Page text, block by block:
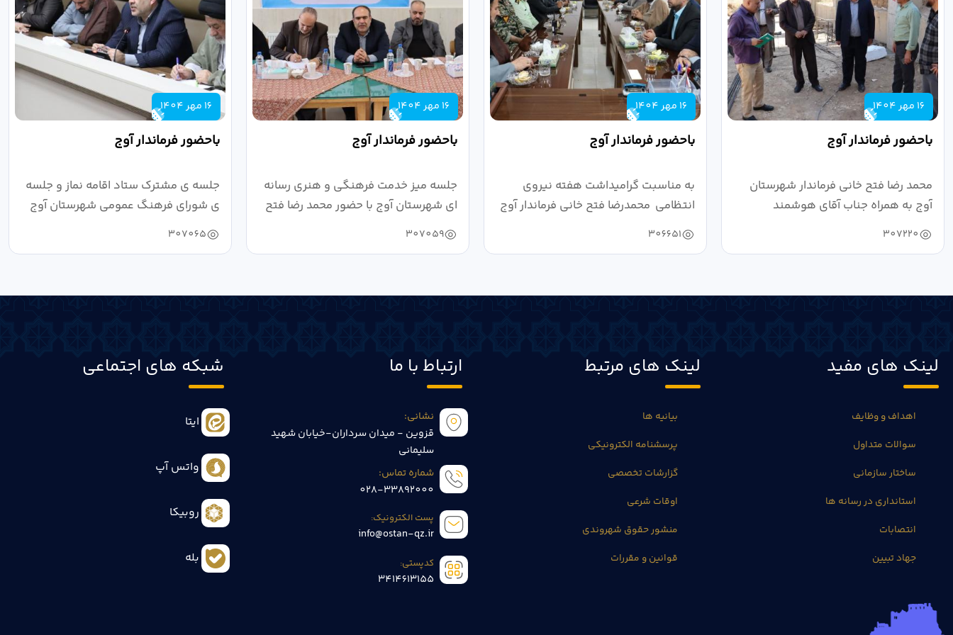
16 مهر 1404
باحضور فرماندار آوج
محمد رضا فتح خانی فرماندار شهرستان
آوج به همراه جناب آقای هوشمند
مدیرکل فرهنگ...
307220
16 مهر 1404
باحضور فرماندار آوج
به مناسبت گرامیداشت هفته نیروی
انتظامی محمدرضا فتح خانی فرماندار آوج
به...
306651
16 مهر 1404
باحضور فرماندار آوج
جلسه میز خدمت فرهنگی و هنری رسانه
ای شهرستان آوج با حضور محمد رضا فتح
خانی...
307059
16 مهر 1404
باحضور فرماندار آوج
جلسه ی مشترک ستاد اقامه نماز و جلسه
ی شورای فرهنگ عمومی شهرستان آوج
به ریاست...
307065
لینک های مفید
اهداف و وظایف
سوالات متداول
ساختار سازمانی
استانداری در رسانه ها
انتصابات
جهاد تبیین
لینک های مرتبط
بیانیه ها
پرسشنامه الکترونیکی
گزارشات تخصصی
اوقات شرعی
منشور حقوق شهروندی
قوانین و مقررات
ارتباط با ما
نشانی:
قزوین - میدان سرداران-خیابان شهید
سلیمانی
شماره تماس:
028-33892000
پست الکترونیک:
info@ostan-qz.ir
کدپستی:
3414613155
شبکه های اجتماعی
ایتا
واتس آپ
روبیکا
بله